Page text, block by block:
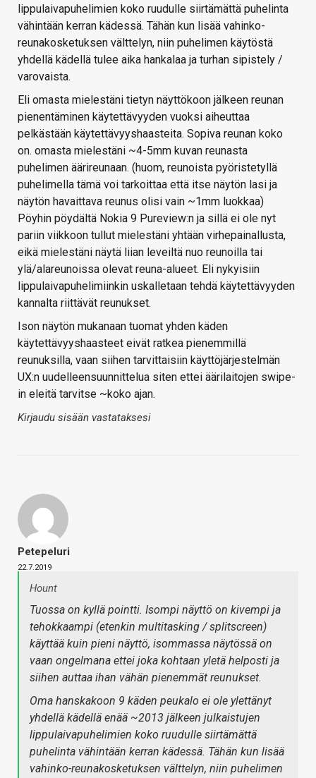
lippulaivapuhelimien koko ruudulle siirtämättä puhelinta
vähintään kerran kädessä. Tähän kun lisää vahinko-
reunakosketuksen välttelyn, niin puhelimen käytöstä
yhdellä kädellä tulee aika hankalaa ja turhan sipistely /
varovaista.
Eli omasta mielestäni tietyn näyttökoon jälkeen reunan
pienentäminen käytettävyyden vuoksi aiheuttaa
pelkästään käytettävyyshaasteita. Sopiva reunan koko
on. omasta mielestäni ~4-5mm kuvan reunasta
puhelimen äärireunaan. (huom, reunoista pyöristetyllä
puhelimella tämä voi tarkoittaa että itse näytön lasi ja
näytön havaittava reunus olisi vain ~1mm luokkaa)
Pöyhin pöydältä Nokia 9 Pureview:n ja sillä ei ole nyt
pariin viikkoon tullut mielestäni yhtään virhepainallusta,
eikä mielestäni näytä liian leveiltä nuo reunoilla tai
ylä/alareunoissa olevat reuna-alueet. Eli nykyisiin
lippulaivapuhelimiinkin uskalletaan tehdä käytettävyyden
kannalta riittävät reunukset.
Ison näytön mukanaan tuomat yhden käden
käytettävyyshaasteet eivät ratkea pienemmillä
reunuksilla, vaan siihen tarvittaisiin käyttöjärjestelmän
UX:n uudelleensuunnittelua siten ettei äärilaitojen swipe-
in eleitä tarvitse ~koko ajan.
Kirjaudu sisään vastataksesi
Petepeluri
22.7.2019
Hount
Tuossa on kyllä pointti. Isompi näyttö on kivempi ja
tehokkaampi (etenkin multitasking / splitscreen)
käyttää kuin pieni näyttö, isommassa näytössä on
vaan ongelmana ettei joka kohtaan yletä helposti ja
siihen auttaa ihan vähän pienemmät reunukset.
Oma hanskakoon 9 käden peukalo ei ole ylettänyt
yhdellä kädellä enää ~2013 jälkeen julkaistujen
lippulaivapuhelimien koko ruudulle siirtämättä
puhelinta vähintään kerran kädessä. Tähän kun lisää
vahinko-reunakosketuksen välttelyn, niin puhelimen